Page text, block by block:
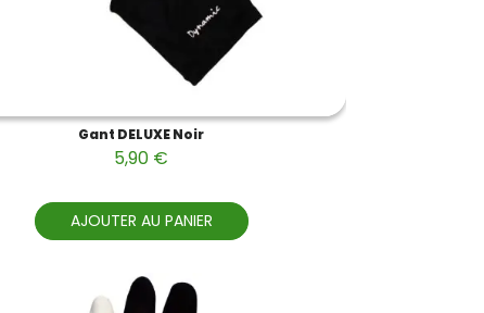
Gant DELUXE Noir
5,90 €
AJOUTER AU PANIER